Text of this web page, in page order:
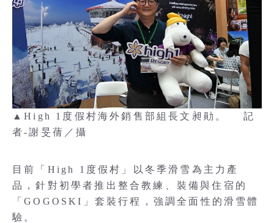
▲High 1度假村海外銷售部組長文昶勛。 記
者-謝旻蒨／攝
目前「High 1度假村」以冬季滑雪為主力產
品，針對初學者推出整合教練、裝備與住宿的
「GOGOSKI」套裝行程，強調全面性的滑雪體
驗。